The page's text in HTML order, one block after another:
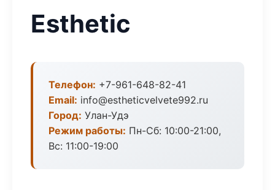
Esthetic
Телефон: +7-961-648-82-41
Email: info@estheticvelvete992.ru
Город: Улан-Удэ
Режим работы: Пн-Сб: 10:00-21:00,
Вс: 11:00-19:00